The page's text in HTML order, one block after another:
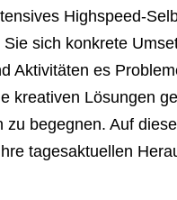
Highspeed-
sich konkrete
Aktivitäten es
kreativen Lösungen
begegnen. Auf
tagesaktuellen